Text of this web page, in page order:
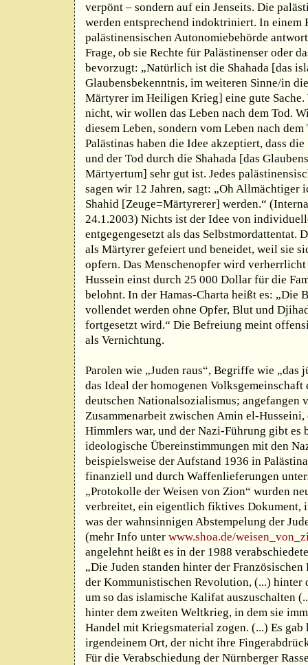
verpönt – sondern auf ein Jenseits. Die
werden entsprechend indoktriniert. In einem
palästinensischen Autonomiebehörde
Frage, ob sie Rechte für Palästinenser oder
bevorzugt: „Natürlich ist die Shahada [das
Glaubensbekenntnis, im weiteren Sinne/in
Märtyrer im Heiligen Krieg] eine gute
nicht, wir wollen das Leben nach dem Tod.
diesem Leben, sondern vom Leben nach
Palästinas haben die Idee akzeptiert, dass
und der Tod durch die Shahada [das
Märtyertum] sehr gut ist. Jedes
sagen wir 12 Jahren, sagt: „Oh Allmächtiger
Shahid [Zeuge=Märtyrerer] werden.“
24.1.2003) Nichts ist der Idee von
entgegengesetzt als das Selbstmordattentat.
als Märtyrer gefeiert und beneidet, weil sie
opfern. Das Menschenopfer wird verherrlicht
Hussein einst durch 25 000 Dollar für die
belohnt. In der Hamas-Charta heißt es: „Die
vollendet werden ohne Opfer, Blut und
fortgesetzt wird.“ Die Befreiung meint
als Vernichtung.
Parolen wie „Juden raus“, Begriffe wie „das
das Ideal der homogenen
deutschen Nationalsozialismus; angefangen
Zusammenarbeit zwischen Amin el-Husseini,
Himmlers war, und der Nazi-Führung gibt es
ideologische Übereinstimmungen mit den
beispielsweise der Aufstand 1936 in
finanziell und durch Waffenlieferungen
„Protokolle der Weisen von Zion“ wurden
verbreitet, ein eigentlich fiktives Dokument,
was der wahnsinnigen Abstempelung der
(mehr Info unter www.shoa.de/
angelehnt heißt es in der 1988
„Die Juden standen hinter der
der Kommunistischen Revolution, (...) hinter
um so das islamische Kalifat auszuschalten
hinter dem zweiten Weltkrieg, in dem sie
Handel mit Kriegsmaterial zogen. (...) Es
irgendeinem Ort, der nicht ihre
Für die Verabschiedung der Nürnberger